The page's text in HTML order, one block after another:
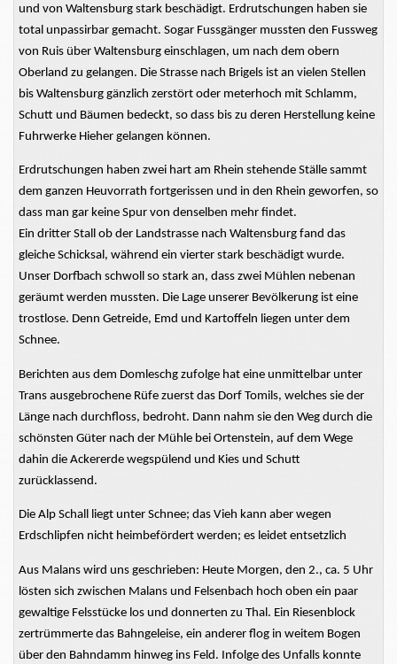
und von Waltensburg stark beschädigt. Erdrutschungen haben sie
total unpassirbar gemacht. Sogar Fussgänger mussten den Fussweg
von Ruis über Waltensburg einschlagen, um nach dem obern
Oberland zu gelangen. Die Strasse nach Brigels ist an vielen Stellen
bis Waltensburg gänzlich zerstört oder meterhoch mit Schlamm,
Schutt und Bäumen bedeckt, so dass bis zu deren Herstellung keine
Fuhrwerke Hieher gelangen können.
Erdrutschungen haben zwei hart am Rhein stehende Ställe sammt
dem ganzen Heuvorrath fortgerissen und in den Rhein geworfen, so
dass man gar keine Spur von denselben mehr findet.
Ein dritter Stall ob der Landstrasse nach Waltensburg fand das
gleiche Schicksal, während ein vierter stark beschädigt wurde.
Unser Dorfbach schwoll so stark an, dass zwei Mühlen nebenan
geräumt werden mussten. Die Lage unserer Bevölkerung ist eine
trostlose. Denn Getreide, Emd und Kartoffeln liegen unter dem
Schnee.
Berichten aus dem Domleschg zufolge hat eine unmittelbar unter
Trans ausgebrochene Rüfe zuerst das Dorf Tomils, welches sie der
Länge nach durchfloss, bedroht. Dann nahm sie den Weg durch die
schönsten Güter nach der Mühle bei Ortenstein, auf dem Wege
dahin die Ackererde wegspülend und Kies und Schutt
zurücklassend.
Die Alp Schall liegt unter Schnee; das Vieh kann aber wegen
Erdschlipfen nicht heimbefördert werden; es leidet entsetzlich
Aus Malans wird uns geschrieben: Heute Morgen, den 2., ca. 5 Uhr
lösten sich zwischen Malans und Felsenbach hoch oben ein paar
gewaltige Felsstücke los und donnerten zu Thal. Ein Riesenblock
zertrümmerte das Bahngeleise, ein anderer flog in weitem Bogen
über den Bahndamm hinweg ins Feld. Infolge des Unfalls konnte